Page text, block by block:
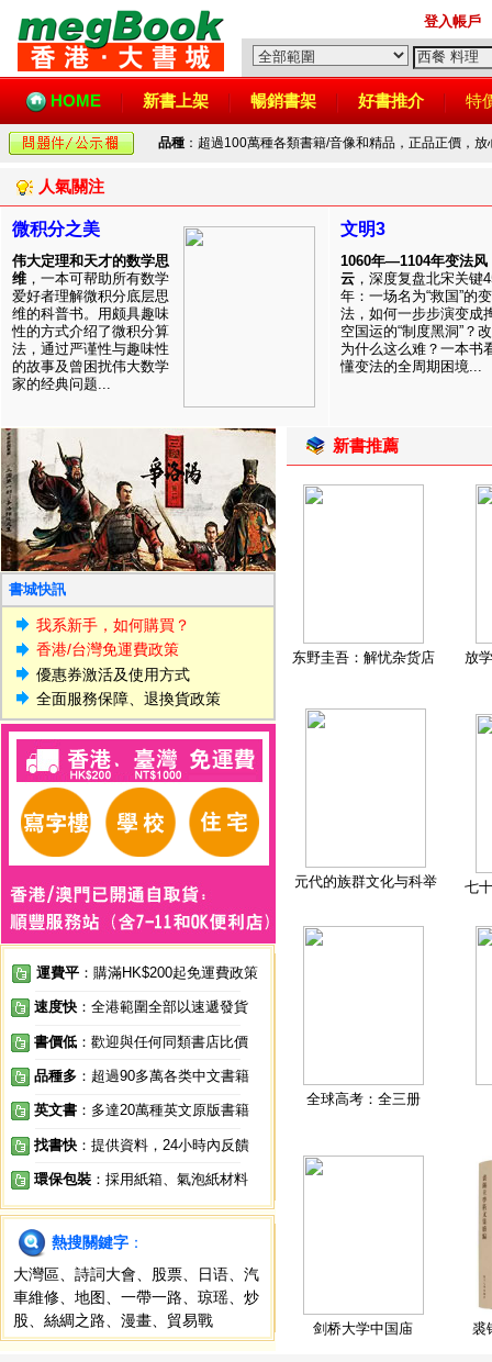
登入帳戶
HOME 新書上架 暢銷書架 好書推介 特
品種 ：超過100萬種各類書籍/音像和精品，正品正價，
人氣關注
微积分之美
伟大定理和天才的数学思
维 ，一本可帮助所有数学
爱好者理解微积分底层思
维的科普书。用颇具趣味
性的方式介绍了微积分算
法，通过严谨性与趣味性
的故事及曾困扰伟大数学
家的经典问题...
文明3
1060年—1104年变法风
云 ，深度复盘北宋关键
年：一场名为“救国”的变
法，如何一步步演变成
空国运的“制度黑洞”？
为什么这么难？一本书
懂变法的全周期困境...
書城快訊
我系新手，如何購買？
香港/台灣免運費政策
優惠券激活及使用方式
全面服務保障、退換貨政策
運費平 ：購滿HK$200起免運費政策
速度快 ：全港範圍全部以速遞發貨
書價低 ：歡迎與任何同類書店比價
品種多 ：超過90多萬各类中文書籍
英文書 ：多達20萬種英文原版書籍
找書快 ：提供資料，24小時內反饋
環保包裝 ：採用紙箱、氣泡紙材料
熱搜關鍵字 ：
大灣區
詩詞大會 股票 日语
汽
車維修
地图 一帶一路 琼瑶
炒
股
絲綢之路 漫畫 貿易戰
新書推薦
东野圭吾：解忧杂货店 放
元代的族群文化与科举 七
全球高考：全三册
剑桥大学中国庙 裘